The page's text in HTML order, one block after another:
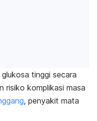
tinggi secara
risiko komplikasi masa
, penyakit mata